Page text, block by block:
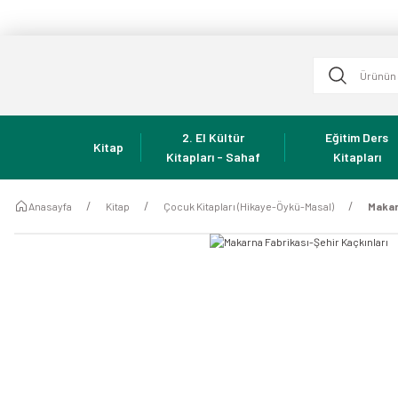
Kitap
2. El Kültür
Kitapları - Sahaf
Eğitim Ders
Kitapları
Anasayfa Kitap Çocuk Kitapları (Hikaye-Öykü-Masal)